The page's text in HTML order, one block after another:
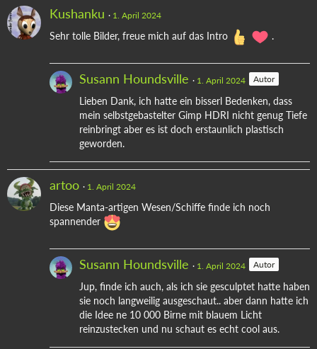
Kushanku 1. April 2024
Sehr tolle Bilder, freue mich auf das Intro .
Susann Houndsville 1. April 2024 Autor
Lieben Dank, ich hatte ein bisserl Bedenken, dass
mein selbstgebastelter Gimp HDRI nicht genug Tiefe
reinbringt aber es ist doch erstaunlich plastisch
geworden.
artoo 1. April 2024
Diese Manta-artigen Wesen/Schiffe finde ich noch
spannender
Susann Houndsville 1. April 2024 Autor
Jup, finde ich auch, als ich sie gesculptet hatte haben
sie noch langweilig ausgeschaut.. aber dann hatte ich
die Idee ne 10 000 Birne mit blauem Licht
reinzustecken und nu schaut es echt cool aus.